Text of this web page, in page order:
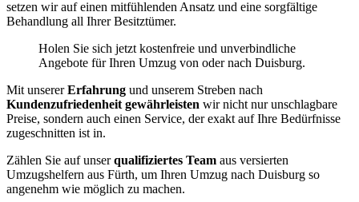
setzen wir auf einen mitfühlenden Ansatz und eine sorgfältige
Behandlung all Ihrer Besitztümer.
Holen Sie sich jetzt kostenfreie und unverbindliche
Angebote für Ihren Umzug von oder nach Duisburg.
Mit unsererErfahrung und unserem Streben nach
Kundenzufriedenheit gewährleisten wir nicht nur unschlagbare
Preise, sondern auch einen Service, der exakt auf Ihre Bedürfnisse
zugeschnitten ist in.
Zählen Sie auf unserqualifiziertes Team aus versierten
Umzugshelfern aus Fürth, um Ihren Umzug nach Duisburg so
angenehm wie möglich zu machen.